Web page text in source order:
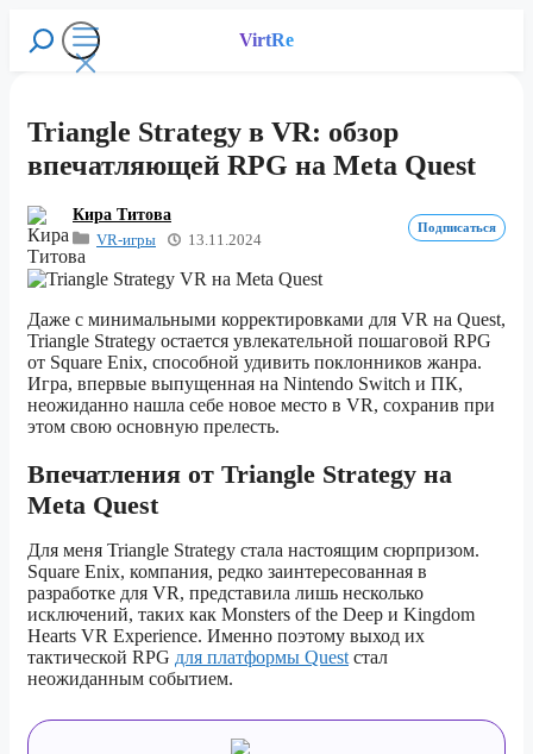
Перейти
содержимому
VirtRe
Меню
Поиск
Triangle Strategy в VR: обзор
впечатляющей RPG на Meta Quest
Кира Титова
VR-игры
13.11.2024
Подписаться
Даже с минимальными корректировками для VR на Quest,
Triangle Strategy остается увлекательной пошаговой RPG
от Square Enix, способной удивить поклонников жанра.
Игра, впервые выпущенная на Nintendo Switch и ПК,
неожиданно нашла себе новое место в VR, сохранив при
этом свою основную прелесть.
Впечатления от Triangle Strategy на
Meta Quest
Для меня Triangle Strategy стала настоящим сюрпризом.
Square Enix, компания, редко заинтересованная в
разработке для VR, представила лишь несколько
исключений, таких как Monsters of the Deep и Kingdom
Hearts VR Experience. Именно поэтому выход их
тактической RPG для платформы Quest стал
неожиданным событием.